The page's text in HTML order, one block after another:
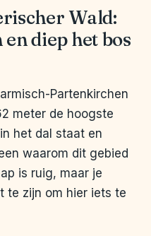
Wald:
diep het bos
Partenkirchen
meter de hoogste
het dal staat en
waarom dit gebied
is ruig, maar je
te zijn om hier iets te